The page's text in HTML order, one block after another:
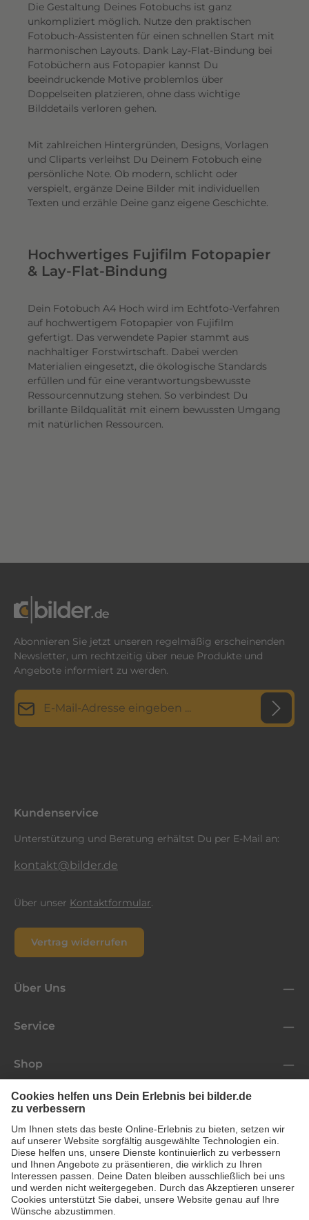
Die Gestaltung Deines Fotobuchs ist ganz
unkompliziert möglich. Nutze den praktischen
Fotobuch-Assistenten für einen schnellen Start mit
harmonischen Layouts. Dank Lay-Flat-Bindung bei
Fotobüchern aus Fotopapier kannst Du
beeindruckende Motive problemlos über
Doppelseiten platzieren, ohne dass wichtige
Bilddetails verloren gehen.
Mit zahlreichen Hintergründen, Designs, Vorlagen
und Cliparts verleihst Du Deinem Fotobuch eine
persönliche Note. Ob modern, schlicht oder
verspielt, ergänze Deine Bilder mit individuellen
Texten und erzähle Deine ganz eigene Geschichte.
Hochwertiges Fujifilm Fotopapier
& Lay-Flat-Bindung
Dein Fotobuch A4 Hoch wird im Echtfoto-Verfahren
auf hochwertigem Fotopapier von Fujifilm
gefertigt. Das verwendete Papier stammt aus
nachhaltiger Forstwirtschaft. Dabei werden
Materialien eingesetzt, die ökologische Standards
erfüllen und für eine verantwortungsbewusste
Ressourcennutzung stehen. So verbindest Du
brillante Bildqualität mit einem bewussten Umgang
mit natürlichen Ressourcen.
Abonnieren Sie jetzt unseren regelmäßig erscheinenden
Newsletter, um rechtzeitig über neue Produkte und
Angebote informiert zu werden.
E-Mail-Adresse*
Kundenservice
Unterstützung und Beratung erhältst Du per E-Mail an:
kontakt@bilder.de
Über unser Kontaktformular.
Vertrag widerrufen
Über Uns
Service
Shop
Folge uns